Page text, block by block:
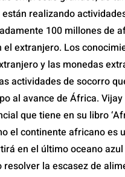
realizando
100 millones de
el extranjero. Los
y las monedas
actividades de socorro
al avance de África.
que tiene en su libro
el continente africano es
en el último oceano
la escasez de